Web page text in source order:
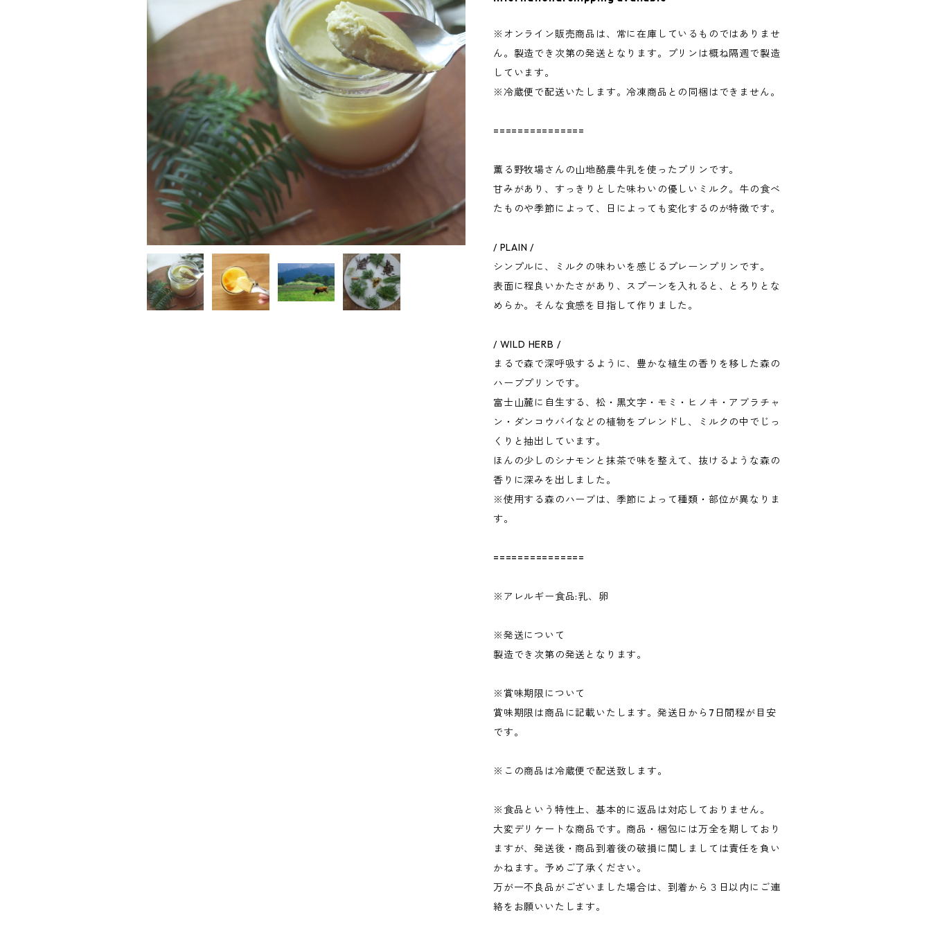
※オンライン販売商品は、常に在庫しているものではありませ
ん。製造でき次第の発送となります。プリンは概ね隔週で製造
しています。
※冷蔵便で配送いたします。冷凍商品との同梱はできません。
===============
薫る野牧場さんの山地酪農牛乳を使ったプリンです。
甘みがあり、すっきりとした味わいの優しいミルク。牛の食べ
たものや季節によって、日によっても変化するのが特徴です。
/ PLAIN /
シンプルに、ミルクの味わいを感じるプレーンプリンです。
表面に程良いかたさがあり、スプーンを入れると、とろりとな
めらか。そんな食感を目指して作りました。
/ WILD HERB /
まるで森で深呼吸するように、豊かな植生の香りを移した森の
ハーブプリンです。
富士山麓に自生する、松・黒文字・モミ・ヒノキ・アブラチャ
ン・ダンコウバイなどの植物をブレンドし、ミルクの中でじっ
くりと抽出しています。
ほんの少しのシナモンと抹茶で味を整えて、抜けるような森の
香りに深みを出しました。
※使用する森のハーブは、季節によって種類・部位が異なりま
す。
===============
※アレルギー食品:乳、卵
※発送について
製造でき次第の発送となります。
※賞味期限について
賞味期限は商品に記載いたします。発送日から7日間程が目安
です。
※この商品は冷蔵便で配送致します。
※食品という特性上、基本的に返品は対応しておりません。
大変デリケートな商品です。商品・梱包には万全を期しており
ますが、発送後・商品到着後の破損に関しましては責任を負い
かねます。予めご了承ください。
万が一不良品がございました場合は、到着から３日以内にご連
絡をお願いいたします。